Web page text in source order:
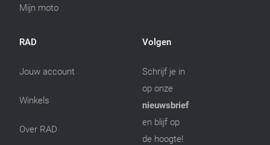
Mijn moto
RAD
Jouw account
Winkels
Over RAD
Volgen
Schrijf je in
op onze
nieuwsbrief
en blijf op
de hoogte!